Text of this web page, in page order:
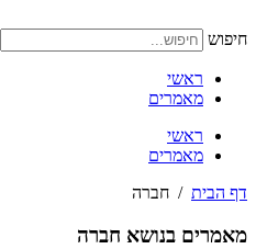
לתוכן
חיפוש
ראשי
מאמרים
ראשי
מאמרים
דף הבית / חברה
מאמרים בנושא חברה